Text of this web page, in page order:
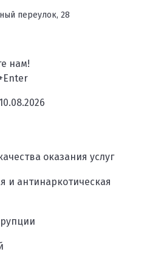
переулок, 28
нам!
оказания услуг
и антинаркотическая